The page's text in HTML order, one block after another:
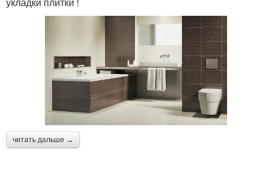
читать дальше →